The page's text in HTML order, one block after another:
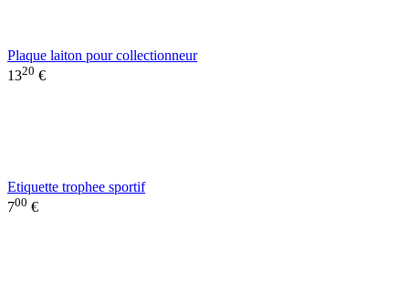
Plaque laiton pour collectionneur
1320 €
Etiquette trophee sportif
700 €